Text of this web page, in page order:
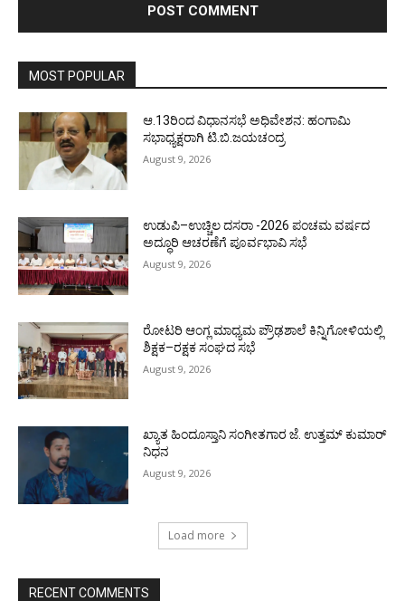
MOST POPULAR
ಆ.13ರಿಂದ ವಿಧಾನಸಭೆ ಅಧಿವೇಶನ: ಹಂಗಾಮಿ
ಸಭಾಧ್ಯಕ್ಷರಾಗಿ ಟಿ.ಬಿ.ಜಯಚಂದ್ರ
August 9, 2026
ಉಡುಪಿ–ಉಚ್ಚಿಲ ದಸರಾ -2026 ಪಂಚಮ ವರ್ಷದ
ಅದ್ಧೂರಿ ಆಚರಣೆಗೆ ಪೂರ್ವಭಾವಿ ಸಭೆ
August 9, 2026
ರೋಟರಿ ಆಂಗ್ಲ ಮಾಧ್ಯಮ ಪ್ರೌಢಶಾಲೆ ಕಿನ್ನಿಗೋಳಿಯಲ್ಲಿ
ಶಿಕ್ಷಕ–ರಕ್ಷಕ ಸಂಘದ ಸಭೆ
August 9, 2026
ಖ್ಯಾತ ಹಿಂದೂಸ್ತಾನಿ ಸಂಗೀತಗಾರ ಜೆ. ಉತ್ತಮ್ ಕುಮಾರ್
ನಿಧನ
August 9, 2026
Load more
RECENT COMMENTS